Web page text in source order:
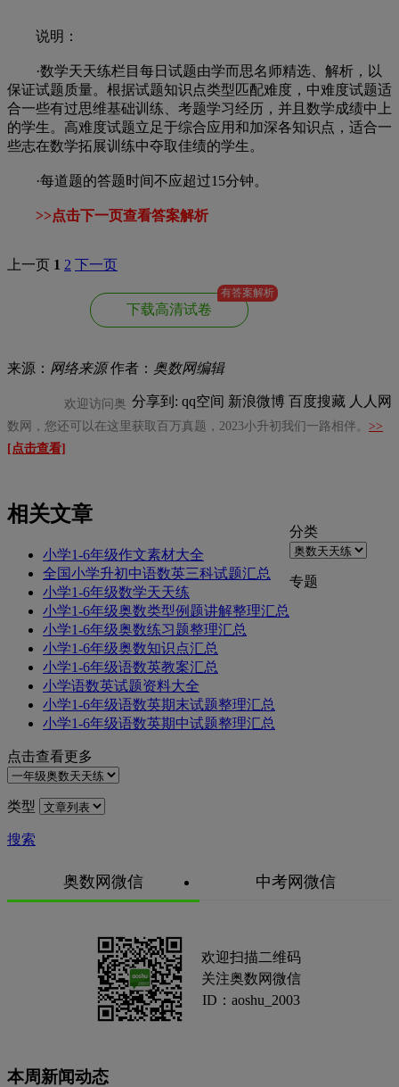
说明：
·数学天天练栏目每日试题由学而思名师精选、解析，以
保证试题质量。根据试题知识点类型匹配难度，中难度试题适
合一些有过思维基础训练、考题学习经历，并且数学成绩中上
的学生。高难度试题立足于综合应用和加深各知识点，适合一
些志在数学拓展训练中夺取佳绩的学生。
·每道题的答题时间不应超过15分钟。
>>点击下一页查看答案解析
上一页 1 2 下一页
下载高清试卷
有答案解析
来源： 网络来源作者： 奥数网编辑
分享到: qq空间 新浪微博 百度搜藏 人人网
欢迎访问奥
数网，您还可以在这里获取百万真题，2023小升初我们一路相伴。 >>
[点击查看]
相关文章
小学1-6年级作文素材大全
全国小学升初中语数英三科试题汇总
小学1-6年级数学天天练
小学1-6年级奥数类型例题讲解整理汇总
小学1-6年级奥数练习题整理汇总
小学1-6年级奥数知识点汇总
小学1-6年级语数英教案汇总
小学语数英试题资料大全
小学1-6年级语数英期末试题整理汇总
小学1-6年级语数英期中试题整理汇总
点击查看更多
分类
专题
类型
搜索
奥数网微信 中考网微信
欢迎扫描二维码
关注奥数网微信
ID：aoshu_2003
本周新闻动态